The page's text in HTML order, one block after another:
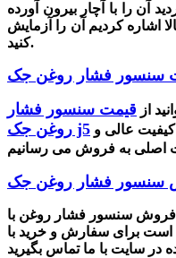
را با آچار بیرون آورده
اشارهکردیم آن را آزمایش
کنید.
از قیمت سنسور فشار
روغن جک j5
فروش سنسور فشار روغن با
برای سفارش و خرید با